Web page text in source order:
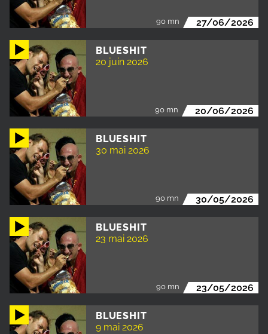
90 mn 27/06/2026
BLUESHIT
20 juin 2026
90 mn 20/06/2026
BLUESHIT
30 mai 2026
90 mn 30/05/2026
BLUESHIT
23 mai 2026
90 mn 23/05/2026
BLUESHIT
9 mai 2026